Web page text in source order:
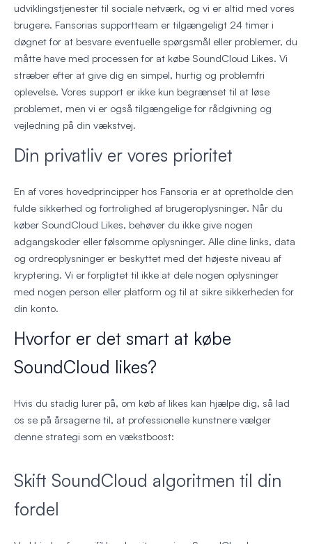
udviklingstjenester til sociale netværk, og vi er altid med vores
brugere. Fansorias supportteam er tilgængeligt 24 timer i
døgnet for at besvare eventuelle spørgsmål eller problemer, du
måtte have med processen for at købe SoundCloud Likes. Vi
stræber efter at give dig en simpel, hurtig og problemfri
oplevelse. Vores support er ikke kun begrænset til at løse
problemet, men vi er også tilgængelige for rådgivning og
vejledning på din vækstvej.
Din privatliv er vores prioritet
En af vores hovedprincipper hos Fansoria er at opretholde den
fulde sikkerhed og fortrolighed af brugeroplysninger. Når du
køber SoundCloud Likes, behøver du ikke give nogen
adgangskoder eller følsomme oplysninger. Alle dine links, data
og ordreoplysninger er beskyttet med det højeste niveau af
kryptering. Vi er forpligtet til ikke at dele nogen oplysninger
med nogen person eller platform og til at sikre sikkerheden for
din konto.
Hvorfor er det smart at købe
SoundCloud likes?
Hvis du stadig lurer på, om køb af likes kan hjælpe dig, så lad
os se på årsagerne til, at professionelle kunstnere vælger
denne strategi som en vækstboost:
Skift SoundCloud algoritmen til din
fordel